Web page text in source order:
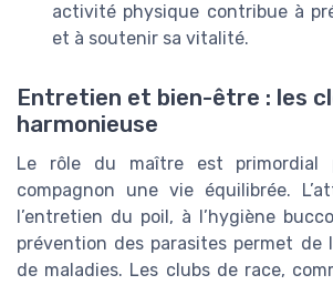
activité physique contribue à
et à soutenir sa vitalité.
Entretien et bien-être : les
harmonieuse
Le rôle du maître est
compagnon une vie équilibrée.
l’entretien du poil, à l’hygiène
prévention des parasites permet de
de maladies. Les clubs de race,